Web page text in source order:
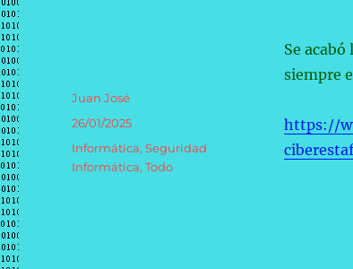
Se
siempre
https://
Autor
Juan José
Publicado
26/01/2025
Categorías
Informática,Seguridad
Informática,Todo